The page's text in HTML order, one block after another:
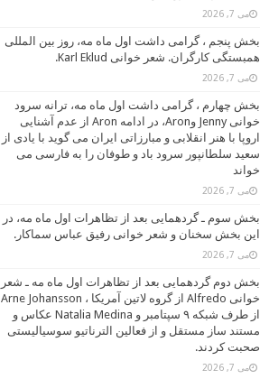
می 7, 2026
بخش پنجم ، گرامی داشت اول ماه مه، روز بین المللی
همبستگی کارگران. شعر خوانی Karl Eklud.
می 7, 2026
بخش چهارم ، گرامی داشت اول ماه مه، ترانه سرود
خوانی Jenny وAron، در ادامه Aron از عدم آشنایی
اروپا با هنر انقلابی و مبارزاتی ایران می گوید با یادی از
سعید سلطانپور سرود باد و طوفان را به فارسی می
خواند
می 7, 2026
بخش سوم ـ گردهمايی بعد از تظاهرات اول ماه مه، در
این بخش سخنان و شعر خوانی رفیق عباس سماکار.
می 7, 2026
بخش دوم گردهمايی بعد از تظاهرات اول ماه مه ـ شعر
خوانی Alfredo از گروه لاتین آمریکا ، Arne Johansson
از طرف شبکه ۹ سپتامبر و Natalia Medina عکاس و
مستند ساز مستقل و از فعالین الترناتیو سوسیالیستی
صحبت کردند.
می 7, 2026